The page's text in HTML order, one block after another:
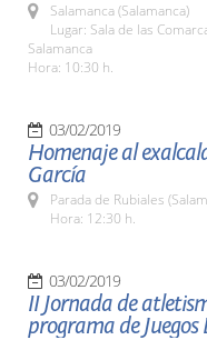
Salamanca (Salamanca)
Lugar: Sala de las
Salamanca
Hora: 10:30 h.
03/02/2019
Homenaje al
García
Parada de Rubiales
Hora: 12:30 h.
03/02/2019
II Jornada de
programa de Juegos